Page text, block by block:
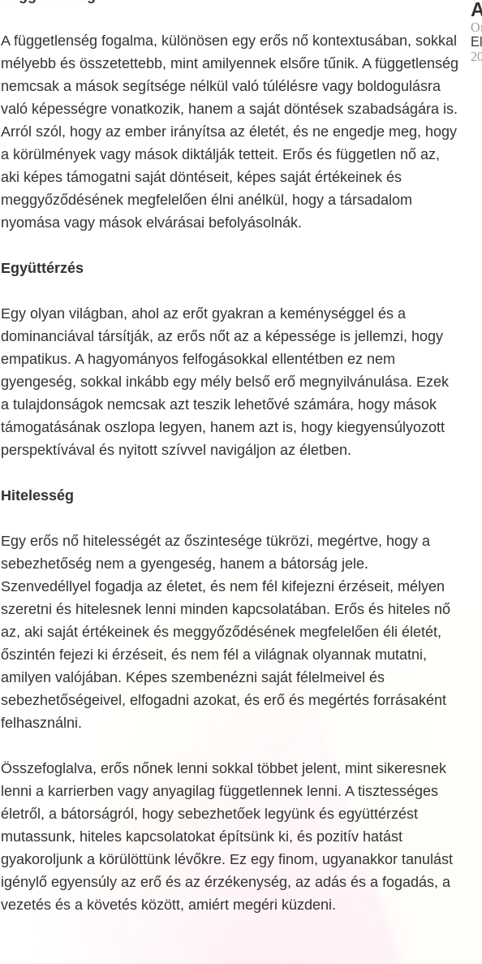
A függetlenség fogalma, különösen egy erős nő kontextusában, sokkal
mélyebb és összetettebb, mint amilyennek elsőre tűnik. A függetlenség
nemcsak a mások segítsége nélkül való túlélésre vagy boldogulásra
való képességre vonatkozik, hanem a saját döntések szabadságára is.
Arról szól, hogy az ember irányítsa az életét, és ne engedje meg, hogy
a körülmények vagy mások diktálják tetteit. Erős és független nő az,
aki képes támogatni saját döntéseit, képes saját értékeinek és
meggyőződésének megfelelően élni anélkül, hogy a társadalom
nyomása vagy mások elvárásai befolyásolnák.
Együttérzés
Egy olyan világban, ahol az erőt gyakran a keménységgel és a
dominanciával társítják, az erős nőt az a képessége is jellemzi, hogy
empatikus. A hagyományos felfogásokkal ellentétben ez nem
gyengeség, sokkal inkább egy mély belső erő megnyilvánulása. Ezek
a tulajdonságok nemcsak azt teszik lehetővé számára, hogy mások
támogatásának oszlopa legyen, hanem azt is, hogy kiegyensúlyozott
perspektívával és nyitott szívvel navigáljon az életben.
Hitelesség
Egy erős nő hitelességét az őszintesége tükrözi, megértve, hogy a
sebezhetőség nem a gyengeség, hanem a bátorság jele.
Szenvedéllyel fogadja az életet, és nem fél kifejezni érzéseit, mélyen
szeretni és hitelesnek lenni minden kapcsolatában. Erős és hiteles nő
az, aki saját értékeinek és meggyőződésének megfelelően éli életét,
őszintén fejezi ki érzéseit, és nem fél a világnak olyannak mutatni,
amilyen valójában. Képes szembenézni saját félelmeivel és
sebezhetőségeivel, elfogadni azokat, és erő és megértés forrásaként
felhasználni.
Összefoglalva, erős nőnek lenni sokkal többet jelent, mint sikeresnek
lenni a karrierben vagy anyagilag függetlennek lenni. A tisztességes
életről, a bátorságról, hogy sebezhetőek legyünk és együttérzést
mutassunk, hiteles kapcsolatokat építsünk ki, és pozitív hatást
gyakoroljunk a körülöttünk lévőkre. Ez egy finom, ugyanakkor tanulást
igénylő egyensúly az erő és az érzékenység, az adás és a fogadás, a
vezetés és a követés között, amiért megéri küzdeni.